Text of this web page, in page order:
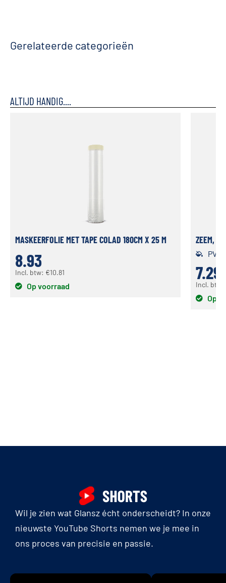
Gerelateerde categorieën
ALTIJD HANDIG....
MASKEERFOLIE MET TAPE COLAD 180CM X 25 M
8.93
Incl. btw: €10.81
Op voorraad
ZEEM,
PVA
7.29
Incl. btw:
Op
Wil je zien wat Glansz écht onderscheidt? In onze
nieuwste YouTube Shorts nemen we je mee in
ons proces van precisie en passie.